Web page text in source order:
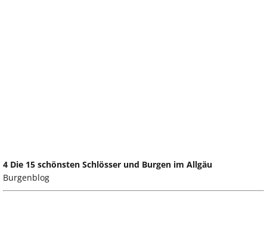
4 Die 15 schönsten Schlösser und Burgen im Allgäu
Burgenblog